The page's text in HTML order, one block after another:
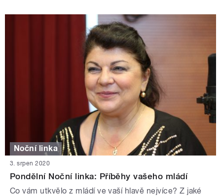
Noční linka
3. srpen 2020
Pondělní Noční linka: Příběhy vašeho mládí
Co vám utkvělo z mládí ve vaší hlavě nejvíce? Z jaké